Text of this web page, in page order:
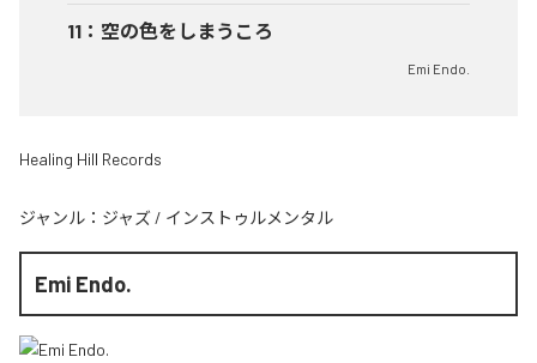
11 ： 空の色をしまうころ
Emi Endo.
Healing Hill Records
ジャンル： ジャズ / インストゥルメンタル
Emi Endo.